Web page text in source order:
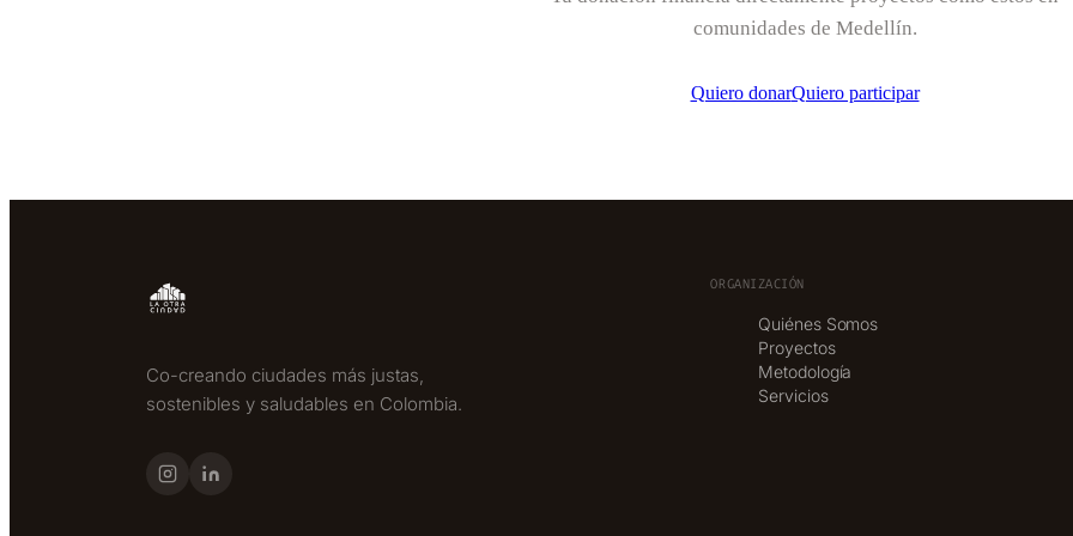
comunidades de Medellín.
Quiero donarQuiero participar
Co-creando ciudades más justas,
sostenibles y saludables en Colombia.
ORGANIZACIÓN
Quiénes Somos
Proyectos
Metodología
Servicios